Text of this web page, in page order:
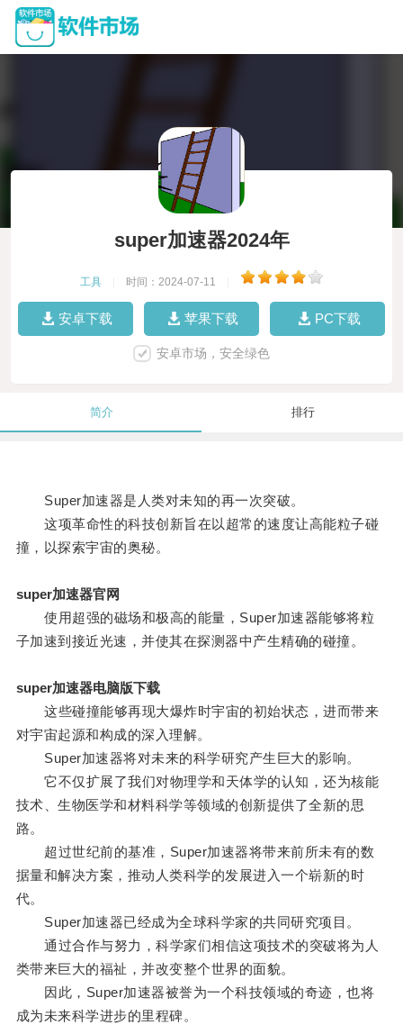
super加速器2024年
工具 时间：2024-07-11
安卓下载 苹果下载 PC下载
安卓市场，安全绿色
简介 排行
Super加速器是人类对未知的再一次突破。
这项革命性的科技创新旨在以超常的速度让高能粒子碰
撞，以探索宇宙的奥秘。
super加速器官网
使用超强的磁场和极高的能量，Super加速器能够将粒
子加速到接近光速，并使其在探测器中产生精确的碰撞。
super加速器电脑版下载
这些碰撞能够再现大爆炸时宇宙的初始状态，进而带来
对宇宙起源和构成的深入理解。
Super加速器将对未来的科学研究产生巨大的影响。
它不仅扩展了我们对物理学和天体学的认知，还为核能
技术、生物医学和材料科学等领域的创新提供了全新的思
路。
超过世纪前的基准，Super加速器将带来前所未有的数
据量和解决方案，推动人类科学的发展进入一个崭新的时
代。
Super加速器已经成为全球科学家的共同研究项目。
通过合作与努力，科学家们相信这项技术的突破将为人
类带来巨大的福祉，并改变整个世界的面貌。
因此，Super加速器被誉为一个科技领域的奇迹，也将
成为未来科学进步的里程碑。